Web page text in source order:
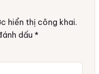
hiển thị công khai.
dấu *